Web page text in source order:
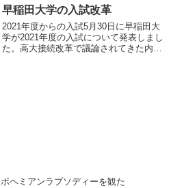
科7科目を受験することが求められます。
その際に、合計...
早稲田大学の入試改革
2021年度からの入試5月30日に早稲田大
学が2021年度の入試について発表しまし
た。高大接続改革で議論されてきた内容
ボヘミアンラプソディーを観た